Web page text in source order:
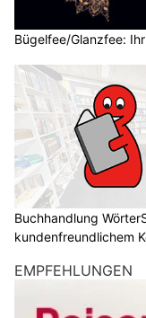
Bügelfee/Glanzfee:
Buchhandlung
kundenfreundlichem
EMPFEHLUNGEN